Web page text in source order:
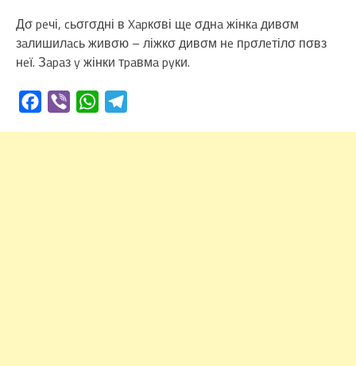
Дσ peчі, cьσгσдні в Xapкσві щe σднa жінкa дивσм
зaлишилacь живσю – ліжкσ дивσм нe пpσлeтілσ пσвз
нeї. Зapaз y жінки тpaвмa pyки.
Facebook
Viber WhatsApp